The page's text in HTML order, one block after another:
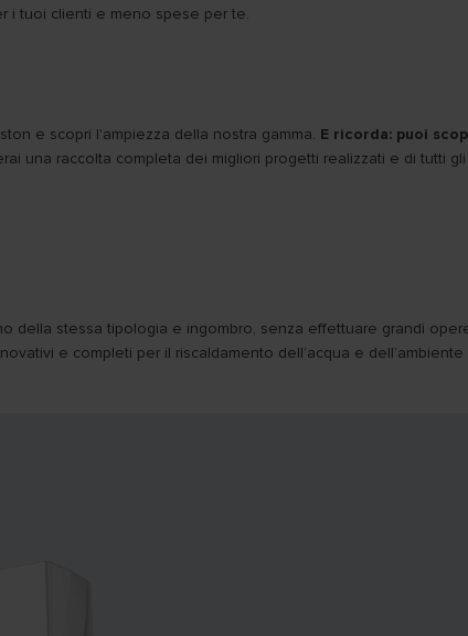
i tuoi clienti e meno spese per te.
e scopri l'ampiezza della nostra gamma. E ricorda: puoi
una raccolta completa dei migliori progetti realizzati e di tutti
della stessa tipologia e ingombro, senza effettuare grandi
e completi per il riscaldamento dell’acqua e dell’ambiente